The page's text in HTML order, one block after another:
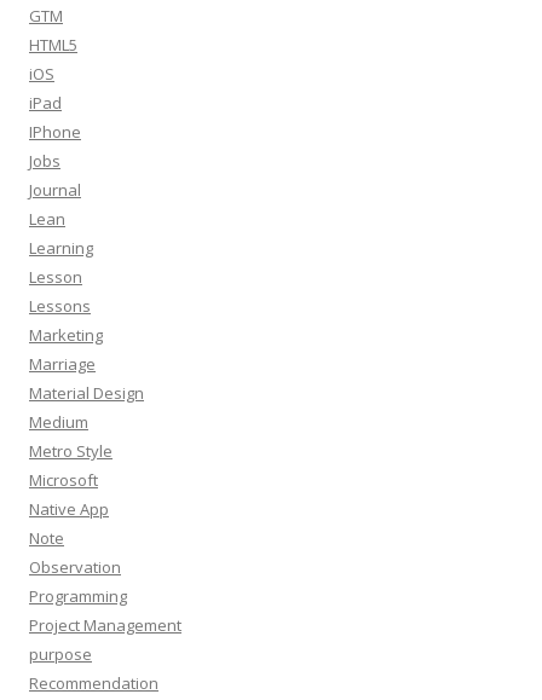
GTM
HTML5
iOS
iPad
IPhone
Jobs
Journal
Lean
Learning
Lesson
Lessons
Marketing
Marriage
Material Design
Medium
Metro Style
Microsoft
Native App
Note
Observation
Programming
Project Management
purpose
Recommendation